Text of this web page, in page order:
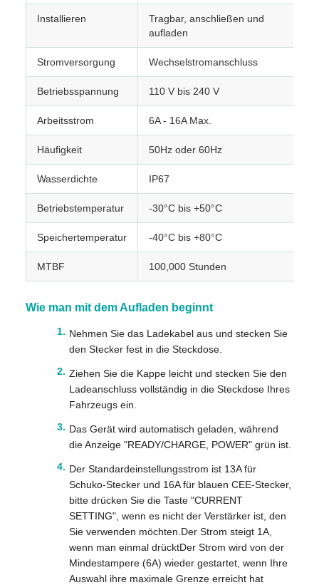
Installieren
Tragbar, anschließen und
aufladen
Stromversorgung Wechselstromanschluss
Betriebsspannung 110 V bis 240 V
Arbeitsstrom 6A - 16A Max.
Häufigkeit 50Hz oder 60Hz
Wasserdichte IP67
Betriebstemperatur -30°C bis +50°C
Speichertemperatur -40°C bis +80°C
MTBF 100,000 Stunden
Wie man mit dem Aufladen beginnt
Nehmen Sie das Ladekabel aus und stecken Sie
den Stecker fest in die Steckdose.
Ziehen Sie die Kappe leicht und stecken Sie den
Ladeanschluss vollständig in die Steckdose Ihres
Fahrzeugs ein.
Das Gerät wird automatisch geladen, während
die Anzeige "READY/CHARGE, POWER" grün ist.
Der Standardeinstellungsstrom ist 13A für
Schuko-Stecker und 16A für blauen CEE-Stecker,
bitte drücken Sie die Taste "CURRENT
SETTING", wenn es nicht der Verstärker ist, den
Sie verwenden möchten.Der Strom steigt 1A,
wenn man einmal drücktDer Strom wird von der
Mindestampere (6A) wieder gestartet, wenn Ihre
Auswahl ihre maximale Grenze erreicht hat